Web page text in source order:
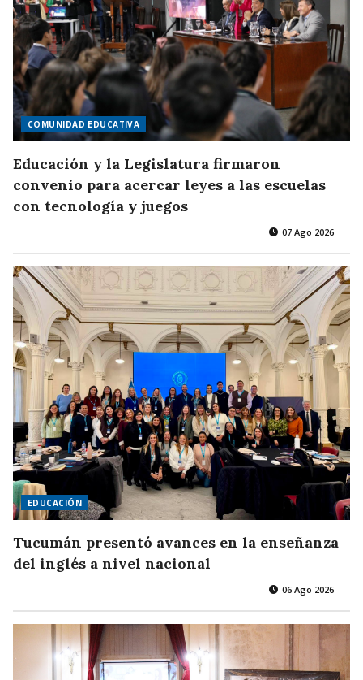
COMUNIDAD EDUCATIVA
Educación y la Legislatura firmaron
convenio para acercar leyes a las escuelas
con tecnología y juegos
07 Ago 2026
EDUCACIÓN
Tucumán presentó avances en la enseñanza
del inglés a nivel nacional
06 Ago 2026